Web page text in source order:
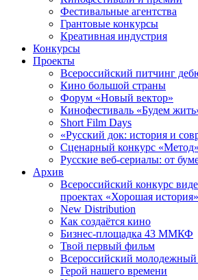
Фестивальные агентства
Грантовые конкурсы
Креативная индустрия
Конкурсы
Проекты
Всероссийский питчинг
Кино большой страны
Форум «Новый вектор»
Кинофестиваль «Будем
Short Film Days
«Русский док: история и
Сценарный конкурс «Метод»
Русские веб-сериалы: от
Архив
Всероссийский конкурс
проектах «Хорошая история»
New Distribution
Как создаётся кино
Бизнес-площадка 43 ММКФ
Твой первый фильм
Всероссийский
Герой нашего времени